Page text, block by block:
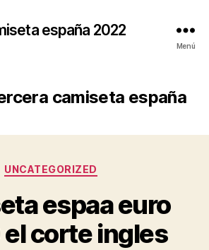
españa 2022
Menú
camiseta españa
Categorías
UNCATEGORIZED
espaa euro
corte ingles